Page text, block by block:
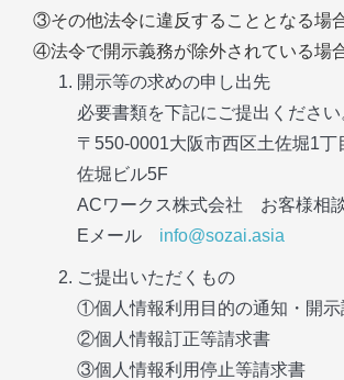
③その他法令に違反することとなる場
④法令で開示義務が除外されている場
開示等の求めの申し出先
必要書類を下記にご提出ください
〒550-0001大阪市西区土佐堀1丁
佐堀ビル5F
ACワークス株式会社 お客様相
Eメール info@sozai.asia
ご提出いただくもの
①個人情報利用目的の通知・開示
②個人情報訂正等請求書
③個人情報利用停止等請求書